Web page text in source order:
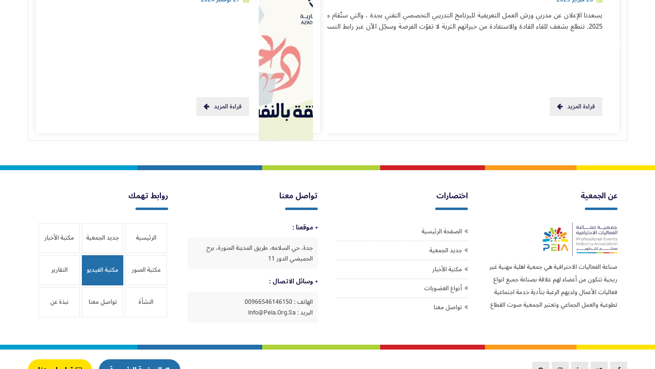
2025. نتطلع بشغف للقاء القادة والاستفادة من خبراتهم الثرية لا تفوّت الفرصة وسجّل الآن عبر رابط التسجيل
قراءة المزيد قراءة المزيد
عن الجمعية
صناعة الفعاليات الاحترافية هي جمعية اهلية مهنية غير
ربحية تتكون من أعضاء لهم علاقة بصناعة جميع انواع
فعاليات الأعمال ولديهم الرغبة بتأدية خدمة اجتماعية
تطوعية والعمل الجماعي وتعتبر الجمعية صوت القطاع
اختصارات
الصفحة الرئيسية
جديد الجمعية
مكتبة الأخبار
أنواع العضويات
تواصل معنا
تواصل معنا
موقعنا :
جدة، حي السلامه، طريق المدينة المنورة، برج
الحميضي الدور 11
وسائل الاتصال :
الهاتف : 00966546146150
البريد : Info@peia.org.sa
روابط تهمك
الرئيسية جديد الجمعية مكتبة الأخبار
مكتبة الصور مكتبة الفيديو التقارير
النشأة
تواصل معنا
نبذة عن